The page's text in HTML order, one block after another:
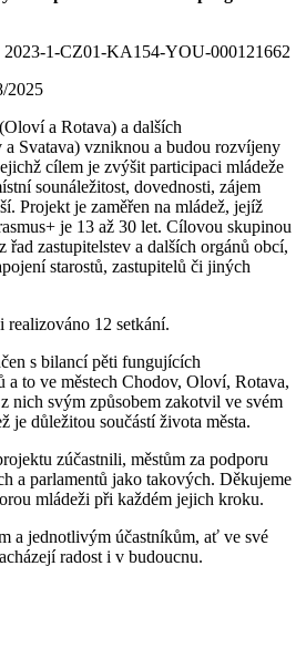
2023-1-CZ01-KA154-YOU-000121662
2025
a Rotava) a dalších
Svatava) vzniknou a budou rozvíjeny
cílem je zvýšit participaci mládeže
sounáležitost, dovednosti, zájem
Projekt je zaměřen na mládež, jejíž
je 13 až 30 let. Cílovou skupinou
řad zastupitelstev a dalších orgánů obcí,
starostů, zastupitelů či jiných
realizováno 12 setkání.
s bilancí pěti fungujících
a to ve městech Chodov, Oloví, Rotava,
nich svým způsobem zakotvil ve svém
je důležitou součástí života města.
zúčastnili, městům za podporu
a parlamentů jako takových. Děkujeme
mládeži při každém jejich kroku.
a jednotlivým účastníkům, ať ve své
radost i v budoucnu.